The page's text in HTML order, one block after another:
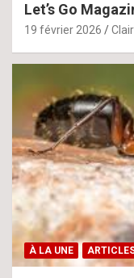
Let’s Go
19 février 2026
À LA UNE